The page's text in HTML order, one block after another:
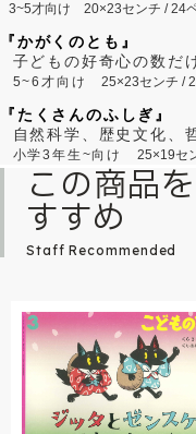
3~5才向け 20×23センチ / 24
『かがくのとも』
子どもの好奇心の数だ
5~6才向け25×23センチ /
『たくさんのふしぎ』
自然科学、歴史文化、
小学3年生~向け 25×19セ
この商品
すすめ
Staff Recommended